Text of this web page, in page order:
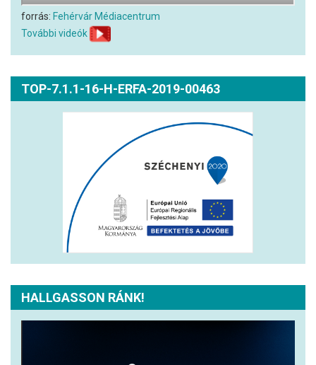
forrás: Fehérvár Médiacentrum
További videók
TOP-7.1.1-16-H-ERFA-2019-00463
HALLGASSON RÁNK!